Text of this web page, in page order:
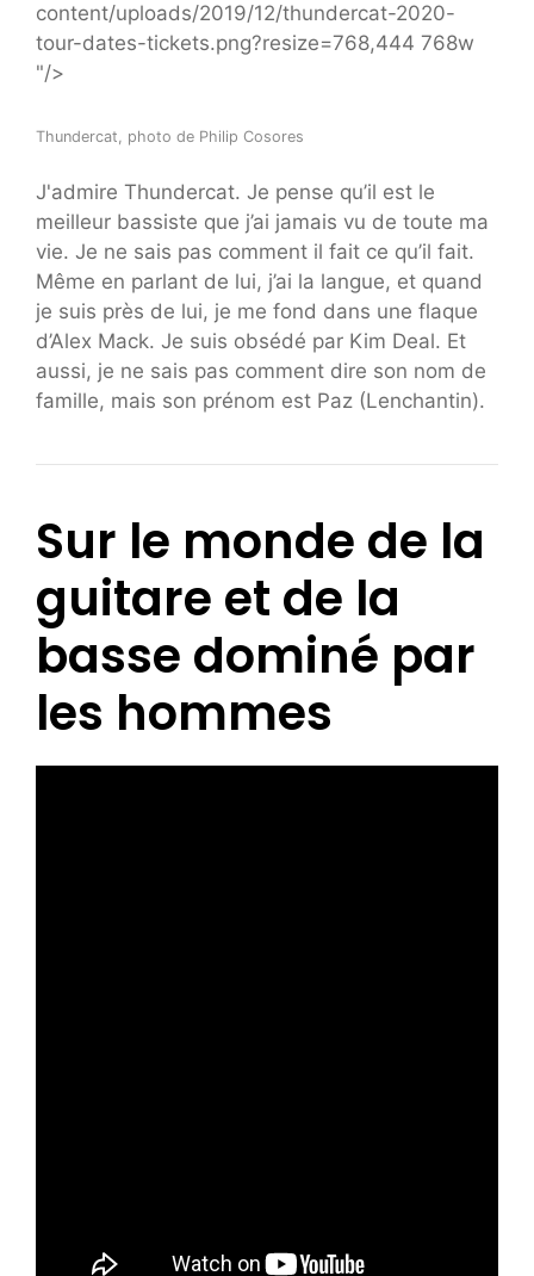
content/uploads/2019/12/thundercat-2020-
tour-dates-tickets.png?resize=768,444 768w
"/>
Thundercat, photo de Philip Cosores
J'admire Thundercat. Je pense qu’il est le
meilleur bassiste que j’ai jamais vu de toute ma
vie. Je ne sais pas comment il fait ce qu’il fait.
Même en parlant de lui, j’ai la langue, et quand
je suis près de lui, je me fond dans une flaque
d’Alex Mack. Je suis obsédé par Kim Deal. Et
aussi, je ne sais pas comment dire son nom de
famille, mais son prénom est Paz (Lenchantin).
Sur le monde de la
guitare et de la
basse dominé par
les hommes